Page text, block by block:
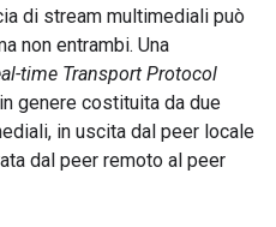
di stream multimediali può
non entrambi. Una
time Transport Protocol
genere costituita da due
in uscita dal peer locale
dal peer remoto al peer